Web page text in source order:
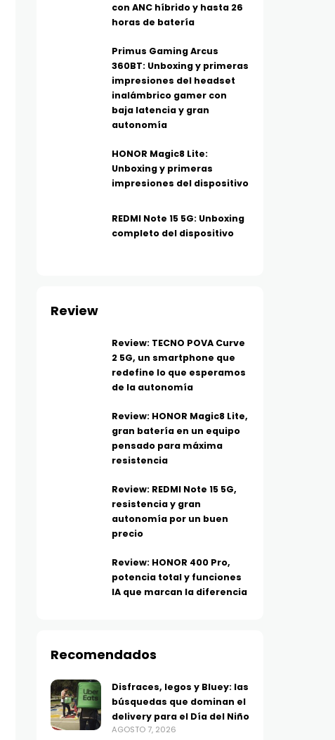
con ANC híbrido y hasta 26
horas de batería
Primus Gaming Arcus
360BT: Unboxing y primeras
impresiones del headset
inalámbrico gamer con
baja latencia y gran
autonomía
HONOR Magic8 Lite:
Unboxing y primeras
impresiones del dispositivo
REDMI Note 15 5G: Unboxing
completo del dispositivo
Review
Review: TECNO POVA Curve
2 5G, un smartphone que
redefine lo que esperamos
de la autonomía
Review: HONOR Magic8 Lite,
gran batería en un equipo
pensado para máxima
resistencia
Review: REDMI Note 15 5G,
resistencia y gran
autonomía por un buen
precio
Review: HONOR 400 Pro,
potencia total y funciones
IA que marcan la diferencia
Recomendados
Disfraces, legos y Bluey: las
búsquedas que dominan el
delivery para el Día del Niño
AGOSTO 7, 2026